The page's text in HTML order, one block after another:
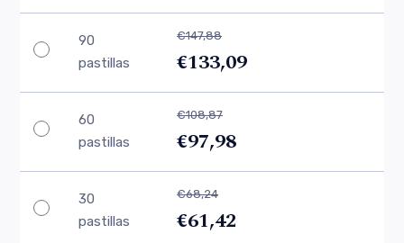
90
pastillas
€147,88
€133,09
60
pastillas
€108,87
€97,98
30
pastillas
€68,24
€61,42